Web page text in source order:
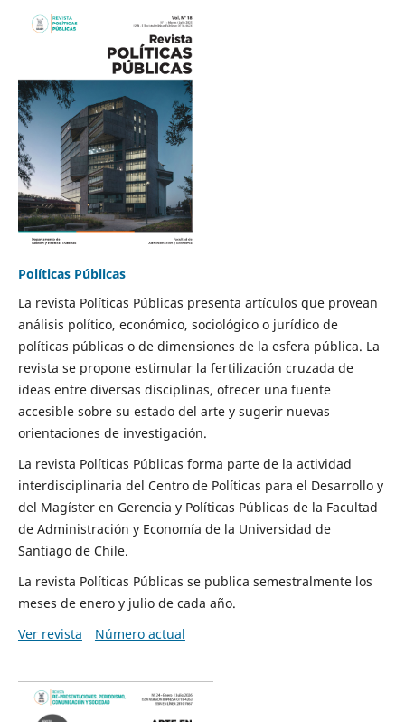
Políticas Públicas
La revista Políticas Públicas presenta artículos que provean
análisis político, económico, sociológico o jurídico de
políticas públicas o de dimensiones de la esfera pública. La
revista se propone estimular la fertilización cruzada de
ideas entre diversas disciplinas, ofrecer una fuente
accesible sobre su estado del arte y sugerir nuevas
orientaciones de investigación.
La revista Políticas Públicas forma parte de la actividad
interdisciplinaria del Centro de Políticas para el Desarrollo y
del Magíster en Gerencia y Políticas Públicas de la Facultad
de Administración y Economía de la Universidad de
Santiago de Chile.
La revista Políticas Públicas se publica semestralmente los
meses de enero y julio de cada año.
Ver revista
Número actual